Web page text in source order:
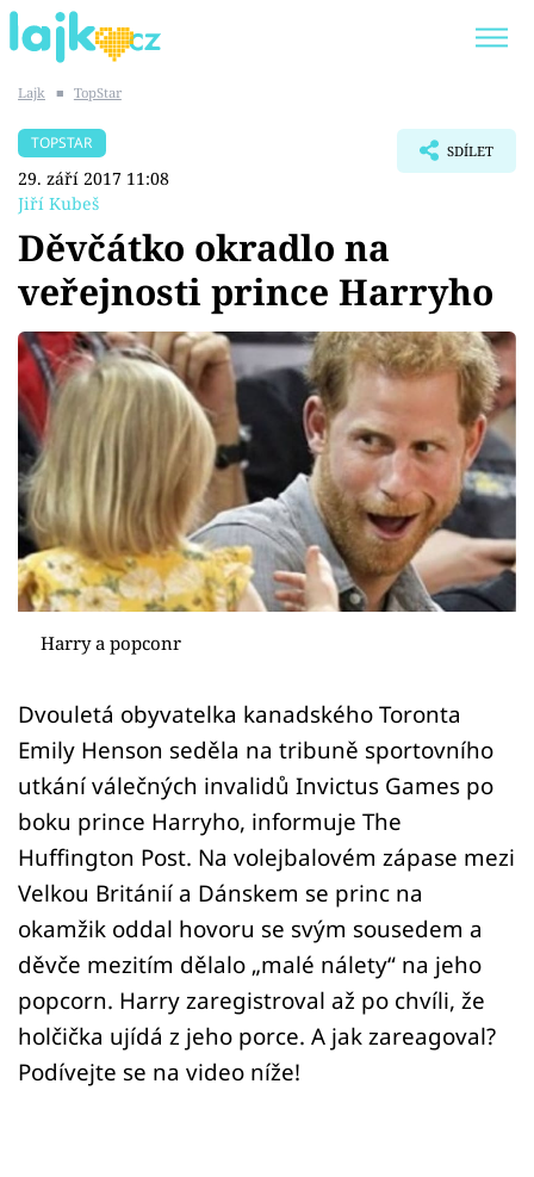
SHOPAHOLICADEL
Témata
Showbyznys
Youtubeři
Virály
Sex a vztahy
Videa
Sledujte prima+
Přihlášení
Sledujte nás
Lajk ■ TopStar
TOPSTAR
29. září 2017 11:08
Jiří Kubeš
SDÍLET
Děvčátko okradlo na
veřejnosti prince Harryho
Harry a popconr
Dvouletá obyvatelka kanadského Toronta
Emily Henson seděla na tribuně sportovního
utkání válečných invalidů Invictus Games po
boku prince Harryho, informuje The
Huffington Post. Na volejbalovém zápase mezi
Velkou Británií a Dánskem se princ na
okamžik oddal hovoru se svým sousedem a
děvče mezitím dělalo „malé nálety“ na jeho
popcorn. Harry zaregistroval až po chvíli, že
holčička ujídá z jeho porce. A jak zareagoval?
Podívejte se na video níže!